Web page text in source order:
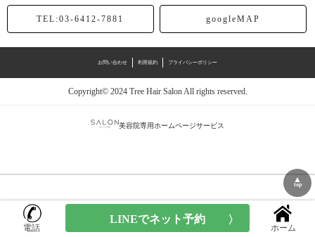
TEL:03-6412-7881 googleMAP
お問い合わせ 利用規約 プライバシーポリシー
Copyright© 2024 Tree Hair Salon All rights reserved.
美容院専用ホームページサービス
▲
top
電話 ホーム